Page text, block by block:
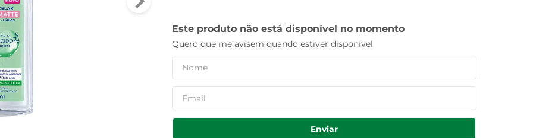
Este produto não está disponível no momento
Quero que me avisem quando estiver disponível
Enviar